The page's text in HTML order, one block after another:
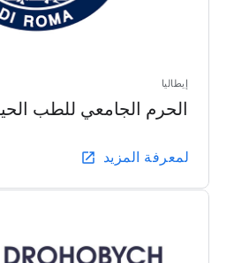
إيطاليا
الحرم الجامعي للطب
لمعرفة المزيد